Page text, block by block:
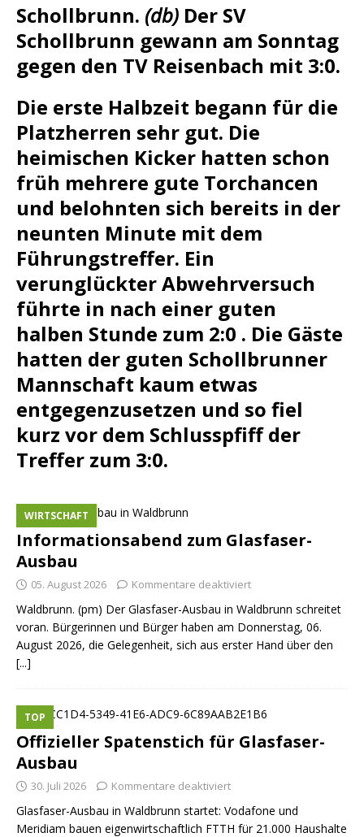
Schollbrunn. (db) Der SV
Schollbrunn gewann am Sonntag
gegen den TV Reisenbach mit 3:0.
Die erste Halbzeit begann für die
Platzherren sehr gut. Die
heimischen Kicker hatten schon
früh mehrere gute Torchancen
und belohnten sich bereits in der
neunten Minute mit dem
Führungstreffer. Ein
verunglückter Abwehrversuch
führte in nach einer guten
halben Stunde zum 2:0 . Die Gäste
hatten der guten Schollbrunner
Mannschaft kaum etwas
entgegenzusetzen und so fiel
kurz vor dem Schlusspfiff der
Treffer zum 3:0.
Informationsabend zum Glasfaser-
Ausbau
WIRTSCHAFT
05. August 2026 Kommentare deaktiviert
Waldbrunn. (pm) Der Glasfaser-Ausbau in Waldbrunn schreitet
voran. Bürgerinnen und Bürger haben am Donnerstag, 06.
August 2026, die Gelegenheit, sich aus erster Hand über den
[...]
Offizieller Spatenstich für Glasfaser-
Ausbau
TOP
30. Juli 2026 Kommentare deaktiviert
Glasfaser-Ausbau in Waldbrunn startet: Vodafone und
Meridiam bauen eigenwirtschaftlich FTTH für 21.000 Haushalte